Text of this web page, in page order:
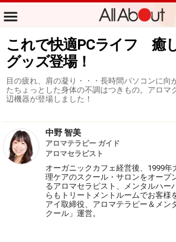
これで快適PCライフ 癒
グッズ登場！
目の疲れ、肩の凝り・・・長時間パソコンに向
たちょっとした身体の不調はつきもの。アロマ
辺機器が登場しました！
中野 智美
アロマテラピー ガイド
アロマセラピスト
オーガニックカフェ経営後、1999
理ケアのスクール・サロンをオープ
るアロマセラピスト、メンタルハー
らもトリートメントルームでお客様
アイ取締役、アロマテラピー＆メン
クール」運営。